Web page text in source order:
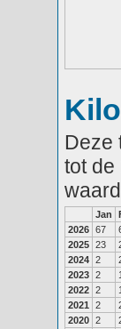
Deze
tot de
Jan
2026 67
2025 23
2024 2
2023 2 1
2022 2 1
2021
2
2020 2